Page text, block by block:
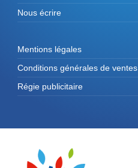
Nous écrire
Mentions légales
Conditions générales de ventes
Régie publicitaire